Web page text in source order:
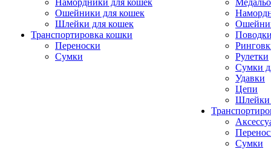
Намордники для кошек
Ошейники для кошек
Шлейки для кошек
Транспортировка кошки
Переноски
Сумки
Рулетки
Сумки
Удавки
Цепи
Шлейки
Сумки